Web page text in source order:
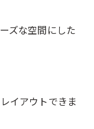
ズな空間にした
イアウトできま